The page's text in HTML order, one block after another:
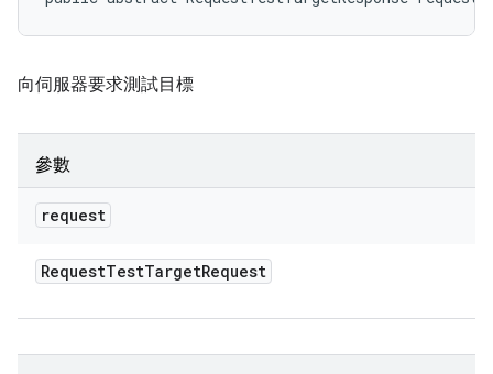
向伺服器要求測試目標
參數
request
RequestTestTargetRequest